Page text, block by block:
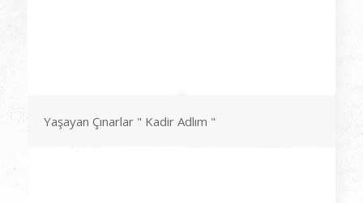
Yaşayan Çınarlar " Kadir Adlım "